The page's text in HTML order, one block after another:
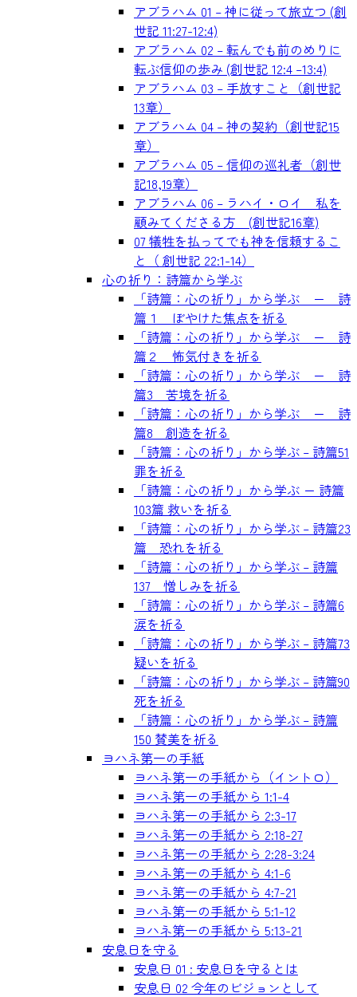
アブラハム 01 – 神に従って旅立つ (創
世記 11:27-12:4)
アブラハム 02 – 転んでも前のめりに
転ぶ信仰の歩み (創世記 12:4 –13:4)
アブラハム 03 – 手放すこと（創世記
13章）
アブラハム 04 – 神の契約（創世記15
章）
アブラハム 05 – 信仰の巡礼者（創世
記18,19章）
アブラハム 06 – ラハイ・ロイ 私を
顧みてくださる方 (創世記16章)
07 犠牲を払ってでも神を信頼するこ
と（ 創世記 22:1-14）
心の祈り：詩篇から学ぶ
「詩篇：心の祈り」から学ぶ ー 詩
篇１ ぼやけた焦点を祈る
「詩篇：心の祈り」から学ぶ ー 詩
篇２ 怖気付きを祈る
「詩篇：心の祈り」から学ぶ ー 詩
篇3 苦境を祈る
「詩篇：心の祈り」から学ぶ ー 詩
篇8 創造を祈る
「詩篇：心の祈り」から学ぶ – 詩篇51
罪を祈る
「詩篇：心の祈り」から学ぶ ー 詩篇
103篇 救いを祈る
「詩篇：心の祈り」から学ぶ – 詩篇23
篇 恐れを祈る
「詩篇：心の祈り」から学ぶ – 詩篇
137 憎しみを祈る
「詩篇：心の祈り」から学ぶ – 詩篇6
涙を祈る
「詩篇：心の祈り」から学ぶ – 詩篇73
疑いを祈る
「詩篇：心の祈り」から学ぶ – 詩篇90
死を祈る
「詩篇：心の祈り」から学ぶ – 詩篇
150 賛美を祈る
ヨハネ第一の手紙
ヨハネ第一の手紙から（イントロ）
ヨハネ第一の手紙から 1:1-4
ヨハネ第一の手紙から 2:3-17
ヨハネ第一の手紙から 2:18-27
ヨハネ第一の手紙から 2:28-3:24
ヨハネ第一の手紙から 4:1-6
ヨハネ第一の手紙から 4:7-21
ヨハネ第一の手紙から 5:1-12
ヨハネ第一の手紙から 5:13-21
安息日を守る
安息日 01 : 安息日を守るとは
安息日 02 今年のビジョンとして